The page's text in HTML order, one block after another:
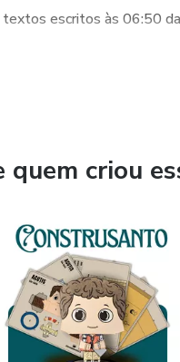
escritos às 06:50
criou